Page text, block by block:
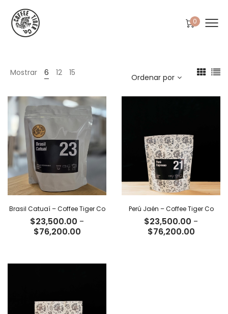
0
Mostrar 6 12 15 Ordenar por
Brasil Catuaí – Coffee Tiger Co
$23,500.00 -
$76,200.00Rango
desde
Perú Jaén – Coffee Tiger Co
$23,500.00 -
$76,200.00Rango